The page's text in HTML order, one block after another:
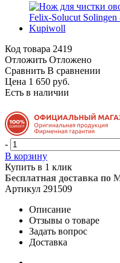
Код товара 2419
Отложить Отложено
Сравнить В сравнении
Цена 1 650 руб.
Есть в наличии
-
В корзину
Купить в 1 клик
Бесплатная доставка по
Артикул 291509
Описание
Отзывы о товаре
Задать вопрос
Доставка